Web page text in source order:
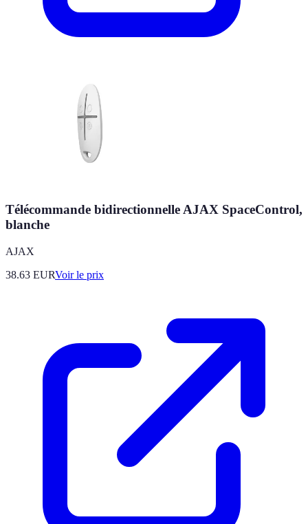
Télécommande bidirectionnelle AJAX SpaceControl,
blanche
AJAX
38.63 EURVoir le prix